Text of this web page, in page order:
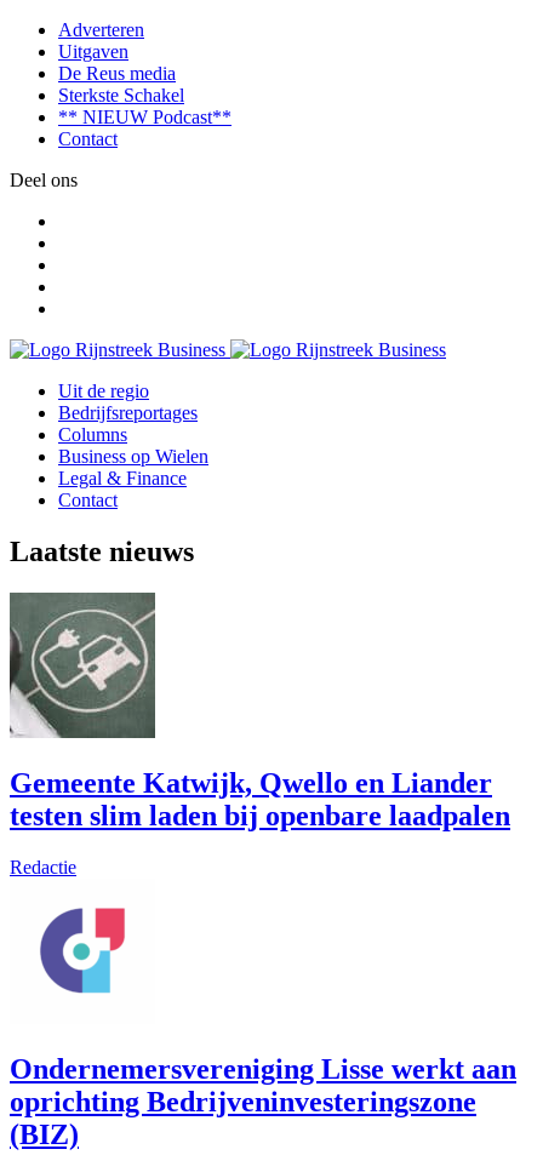
Adverteren
Uitgaven
De Reus media
Sterkste Schakel
** NIEUW Podcast**
Contact
Deel ons
Uit de regio
Bedrijfsreportages
Columns
Business op Wielen
Legal & Finance
Contact
Laatste nieuws
Gemeente Katwijk, Qwello en Liander
testen slim laden bij openbare laadpalen
Redactie
Ondernemersvereniging Lisse werkt aan
oprichting Bedrijveninvesteringszone
(BIZ)